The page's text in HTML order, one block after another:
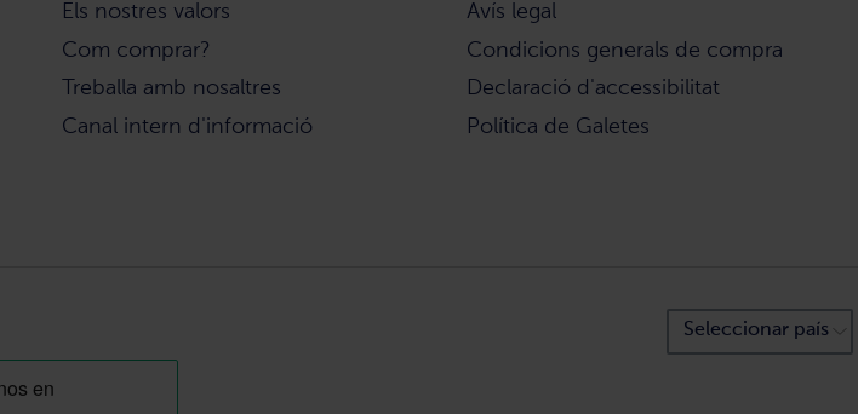
Els nostres valors
Com comprar?
Treballa amb nosaltres
Canal intern d'informació
Avís legal
Condicions generals de compra
Declaració d'accessibilitat
Política de Galetes